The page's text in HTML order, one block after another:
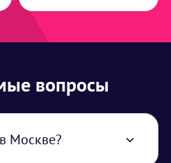
вопросы
Москве?